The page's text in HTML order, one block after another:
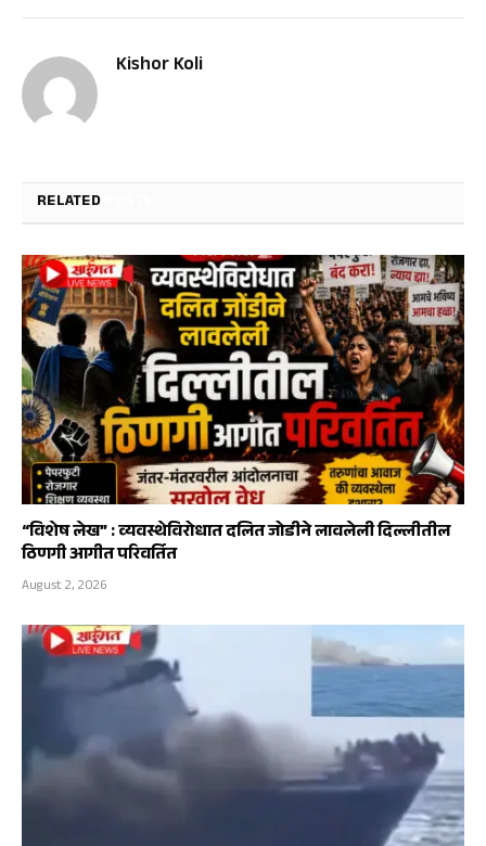
Kishor Koli
RELATED
“विशेष लेख” : व्यवस्थेविरोधात दलित जोडीने लावलेली दिल्लीतील
ठिणगी आगीत परिवर्तित
August 2, 2026